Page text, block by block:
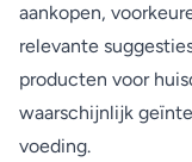
aankopen,
relevante
producten voor
waarschijnlijk
voeding.